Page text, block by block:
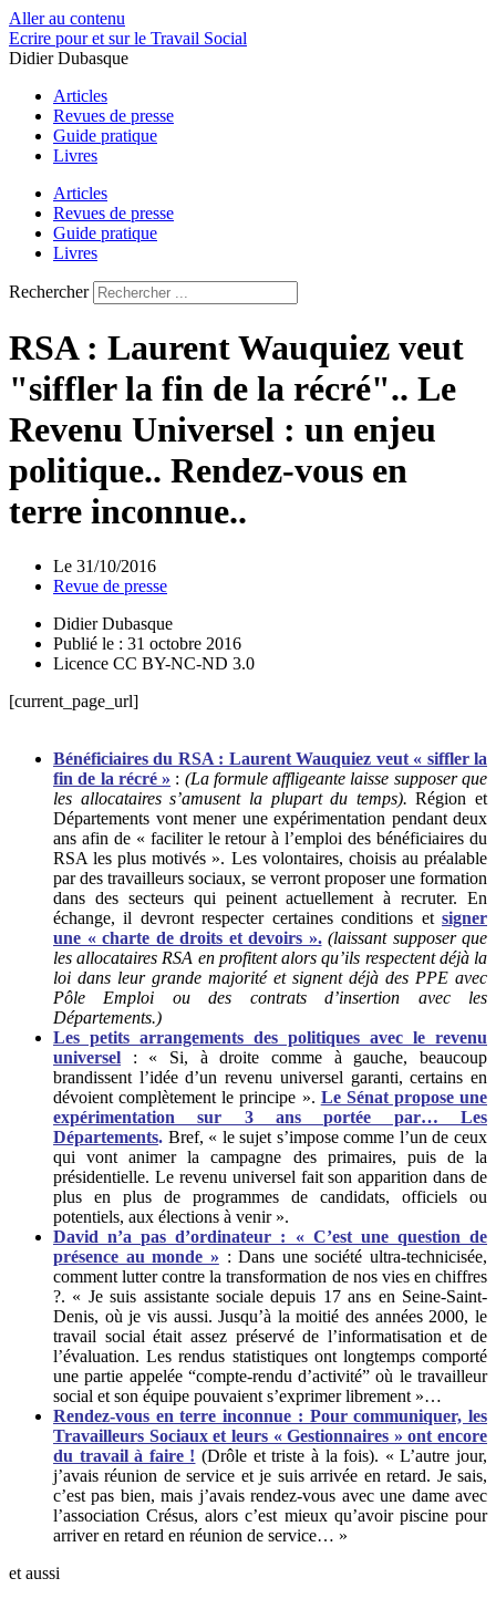
Aller au contenu
Ecrire pour et sur le Travail Social
Didier Dubasque
Articles
Revues de presse
Guide pratique
Livres
Articles
Revues de presse
Guide pratique
Livres
Rechercher
RSA : Laurent Wauquiez veut
"siffler la fin de la récré".. Le
Revenu Universel : un enjeu
politique.. Rendez-vous en
terre inconnue..
Le 31/10/2016
Revue de presse
Didier Dubasque
Publié le : 31 octobre 2016
Licence CC BY-NC-ND 3.0
[current_page_url]
Bénéficiaires du RSA : Laurent Wauquiez veut « siffler la
fin de la récré » : (La formule affligeante laisse supposer que
les allocataires s’amusent la plupart du temps). Région et
Départements vont mener une expérimentation pendant deux
ans afin de « faciliter le retour à l’emploi des bénéficiaires du
RSA les plus motivés ». Les volontaires, choisis au préalable
par des travailleurs sociaux, se verront proposer une formation
dans des secteurs qui peinent actuellement à recruter. En
échange, il devront respecter certaines conditions et signer
une « charte de droits et devoirs ». (laissant supposer que
les allocataires RSA en profitent alors qu’ils respectent déjà la
loi dans leur grande majorité et signent déjà des PPE avec
Pôle Emploi ou des contrats d’insertion avec les
Départements.)
Les petits arrangements des politiques avec le revenu
universel
: « Si, à droite comme à gauche, beaucoup
brandissent l’idée d’un revenu universel garanti, certains en
dévoient complètement le principe ». Le Sénat propose une
expérimentation sur 3 ans portée par… Les
Départements. Bref, « le sujet s’impose comme l’un de ceux
qui vont animer la campagne des primaires, puis de la
présidentielle. Le revenu universel fait son apparition dans de
plus en plus de programmes de candidats, officiels ou
potentiels, aux élections à venir ».
David n’a pas d’ordinateur : « C’est une question de
présence au monde » : Dans une société ultra-technicisée,
comment lutter contre la transformation de nos vies en chiffres
?. « Je suis assistante sociale depuis 17 ans en Seine-Saint-
Denis, où je vis aussi. Jusqu’à la moitié des années 2000, le
travail social était assez préservé de l’informatisation et de
l’évaluation. Les rendus statistiques ont longtemps comporté
une partie appelée “compte-rendu d’activité” où le travailleur
social et son équipe pouvaient s’exprimer librement »…
Rendez-vous en terre inconnue : Pour communiquer, les
Travailleurs Sociaux et leurs « Gestionnaires » ont encore
du travail à faire ! (Drôle et triste à la fois). « L’autre jour,
j’avais réunion de service et je suis arrivée en retard. Je sais,
c’est pas bien, mais j’avais rendez-vous avec une dame avec
l’association Crésus, alors c’est mieux qu’avoir piscine pour
arriver en retard en réunion de service… »
et aussi